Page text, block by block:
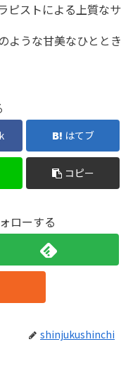
ピストによる上質なサ
ような甘美なひととき
はてブ
コピー
ローする
shinjukushinchi